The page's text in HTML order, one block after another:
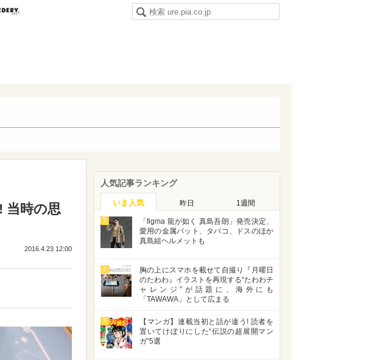
肉
当時の思
2016.4.23 12:00
人気記事ランキング
いま人気 昨日 1週間
1
「figma 龍が如く 真島吾朗」発売決定、
愛用の金属バット、タバコ、ドスのほか
真島組ヘルメットも
2
胸の上にスマホを載せて自撮り『月曜日
のたわわ』イラストを再現する“たわわチ
ャレンジ”が話題に、海外にも
「TAWAWA」として広まる
3
【マンガ】連載当初と話が違う! 読者を
置いてけぼりにした“伝説の超展開マン
ガ”5選